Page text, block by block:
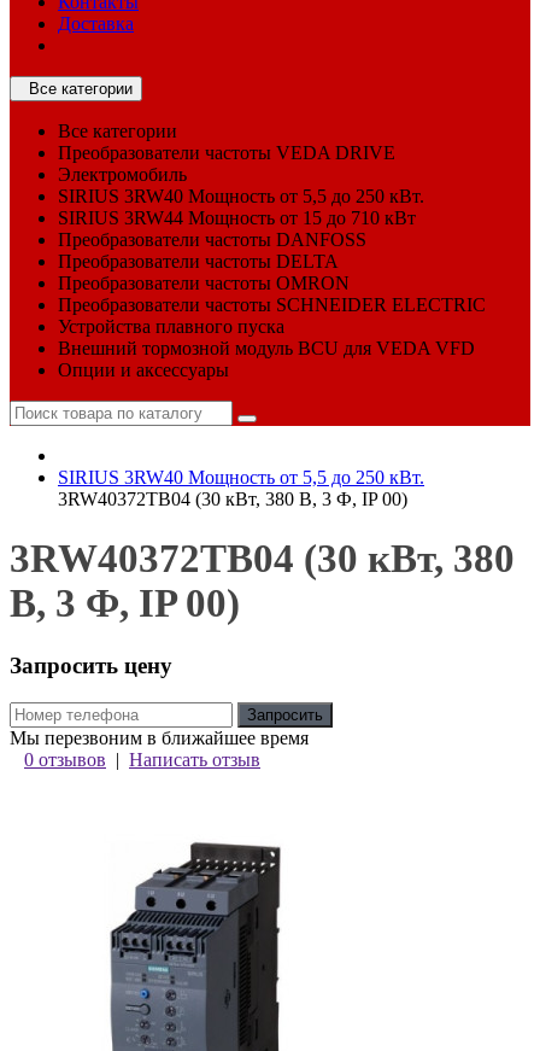
Доставка
Все категории
Все категории
Преобразователи частоты VEDA DRIVE
Электромобиль
SIRIUS 3RW40 Мощность от 5,5 до 250 кВт.
SIRIUS 3RW44 Мощность от 15 до 710 кВт
Преобразователи частоты DANFOSS
Преобразователи частоты DELTA
Преобразователи частоты OMRON
Преобразователи частоты SCHNEIDER ELECTRIC
Устройства плавного пуска
Внешний тормозной модуль BCU для VEDA VFD
Опции и аксессуары
SIRIUS 3RW40 Мощность от 5,5 до 250 кВт.
3RW40372TB04 (30 кВт, 380 В, 3 Ф, IP 00)
3RW40372TB04 (30 кВт, 380
В, 3 Ф, IP 00)
Запросить цену
Запросить
Мы перезвоним в ближайшее время
0 отзывов | Написать отзыв